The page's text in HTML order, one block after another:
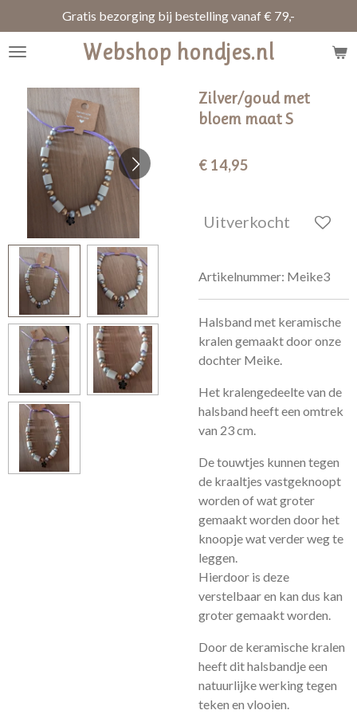
direct
naar
hoofdinhoud
Webshop hondjes.nl
Gratis bezorging bij bestelling vanaf € 79,-
Zilver/goud met
bloem maat S
€ 14,95
Uitverkocht
Artikelnummer: Meike3
Halsband met keramische
kralen gemaakt door onze
dochter Meike.
Het kralengedeelte van de
halsband heeft een omtrek
van 23 cm.
De touwtjes kunnen tegen
de kraaltjes vastgeknoopt
worden of wat groter
gemaakt worden door het
knoopje wat verder weg te
leggen.
Hierdoor is deze
verstelbaar en kan dus kan
groter gemaakt worden.
Door de keramische kralen
heeft dit halsbandje een
natuurlijke werking tegen
teken en vlooien.